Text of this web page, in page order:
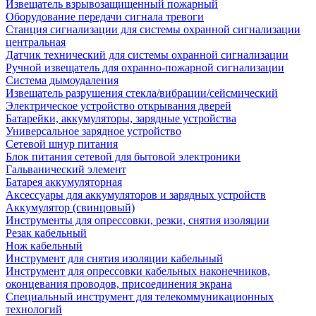
Извещатель взрывозащищенный пожарный
Оборудование передачи сигнала тревоги
Станция сигнализации для системы охранной сигнализации
центральная
Датчик технический для системы охранной сигнализации
Ручной извещатель для охранно-пожарной сигнализации
Система дымоудаления
Извещатель разрушения стекла/вибрации/сейсмический
Электрическое устройство открывания дверей
Батарейки, аккумуляторы, зарядные устройства
Универсальное зарядное устройство
Сетевой шнур питания
Блок питания сетевой для бытовой электроники
Гальванический элемент
Батарея аккумуляторная
Аксессуары для аккумуляторов и зарядных устройств
Аккумулятор (свинцовый)
Инструменты для опрессовки, резки, снятия изоляции
Резак кабельный
Нож кабельный
Инструмент для снятия изоляции кабельный
Инструмент для опрессовки кабельных наконечников,
оконцевания проводов, присоединения экрана
Специальный инструмент для телекоммуникационных
технологий